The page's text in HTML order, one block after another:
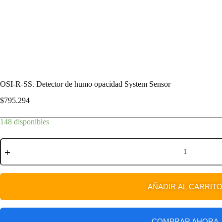
OSI-R-SS. Detector de humo opacidad System Sensor
$795.294
148 disponibles
AÑADIR AL CARRITO